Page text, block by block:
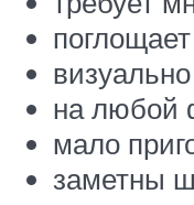
на любой
мало
заметны